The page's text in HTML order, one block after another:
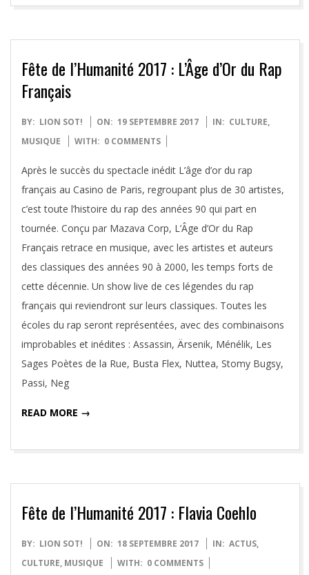
Fête de l’Humanité 2017 : L’Âge d’Or du Rap
Français
2017-
09-
BY: LION SOT! ON: 19 SEPTEMBRE 2017 IN: CULTURE,
MUSIQUE
WITH: 0 COMMENTS
Après le succès du spectacle inédit L’âge d’or du rap
français au Casino de Paris, regroupant plus de 30 artistes,
c’est toute l’histoire du rap des années 90 qui part en
tournée. Conçu par Mazava Corp, L’Âge d’Or du Rap
Français retrace en musique, avec les artistes et auteurs
des classiques des années 90 à 2000, les temps forts de
cette décennie. Un show live de ces légendes du rap
français qui reviendront sur leurs classiques. Toutes les
écoles du rap seront représentées, avec des combinaisons
improbables et inédites : Assassin, Ärsenik, Ménélik, Les
Sages Poètes de la Rue, Busta Flex, Nuttea, Stomy Bugsy,
Passi, Neg
READ MORE →
Fête de l’Humanité 2017 : Flavia Coehlo
2017-
09-
BY: LION SOT! ON: 18 SEPTEMBRE 2017 IN: ACTUS,
CULTURE, MUSIQUE WITH: 0 COMMENTS